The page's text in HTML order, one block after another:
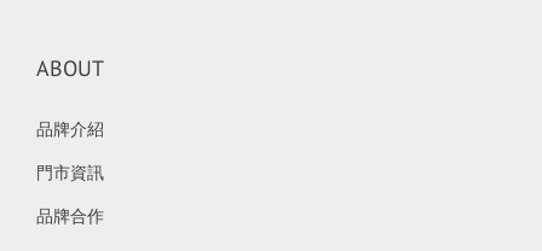
ABOUT
品牌介紹
門市資訊
品牌合作